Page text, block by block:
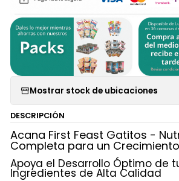
Mostrar stock de ubicaciones
DESCRIPCIÓN
Acana First Feast Gatitos -
Completa para un
Apoya el Desarrollo Óptimo de
Ingredientes de Alta Calidad